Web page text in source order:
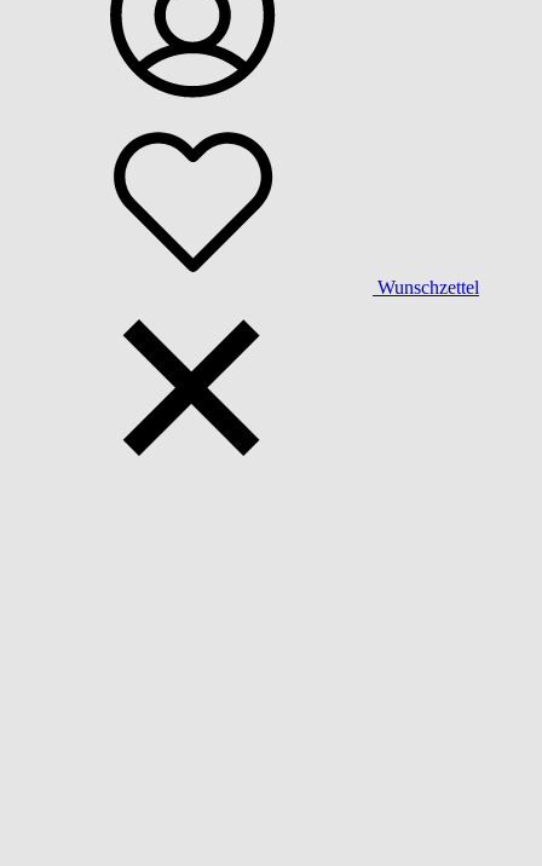
Wunschzettel